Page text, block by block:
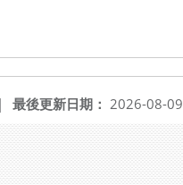
最後更新日期： 2026-08-09
|